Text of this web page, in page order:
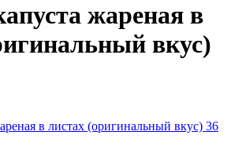
жареная в
вкус)